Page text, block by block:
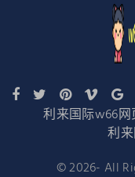
利来国际w66网
利
©2026- All